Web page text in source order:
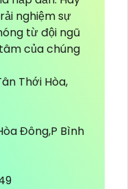
nghiệm sự
từ đội ngũ
của chúng
Thới Hòa,
Đông,P Bình